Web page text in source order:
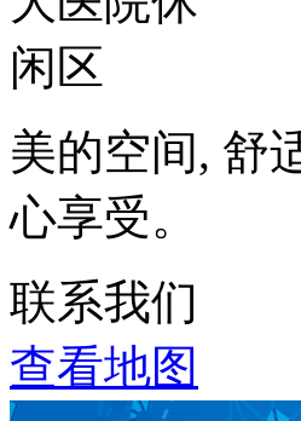
美的空间, 舒
心享受。
联系我们
查看地图